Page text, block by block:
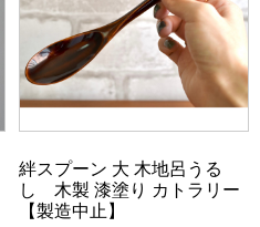
絆スプーン 大 木地呂うる
し 木製 漆塗り カトラリー
【製造中止】